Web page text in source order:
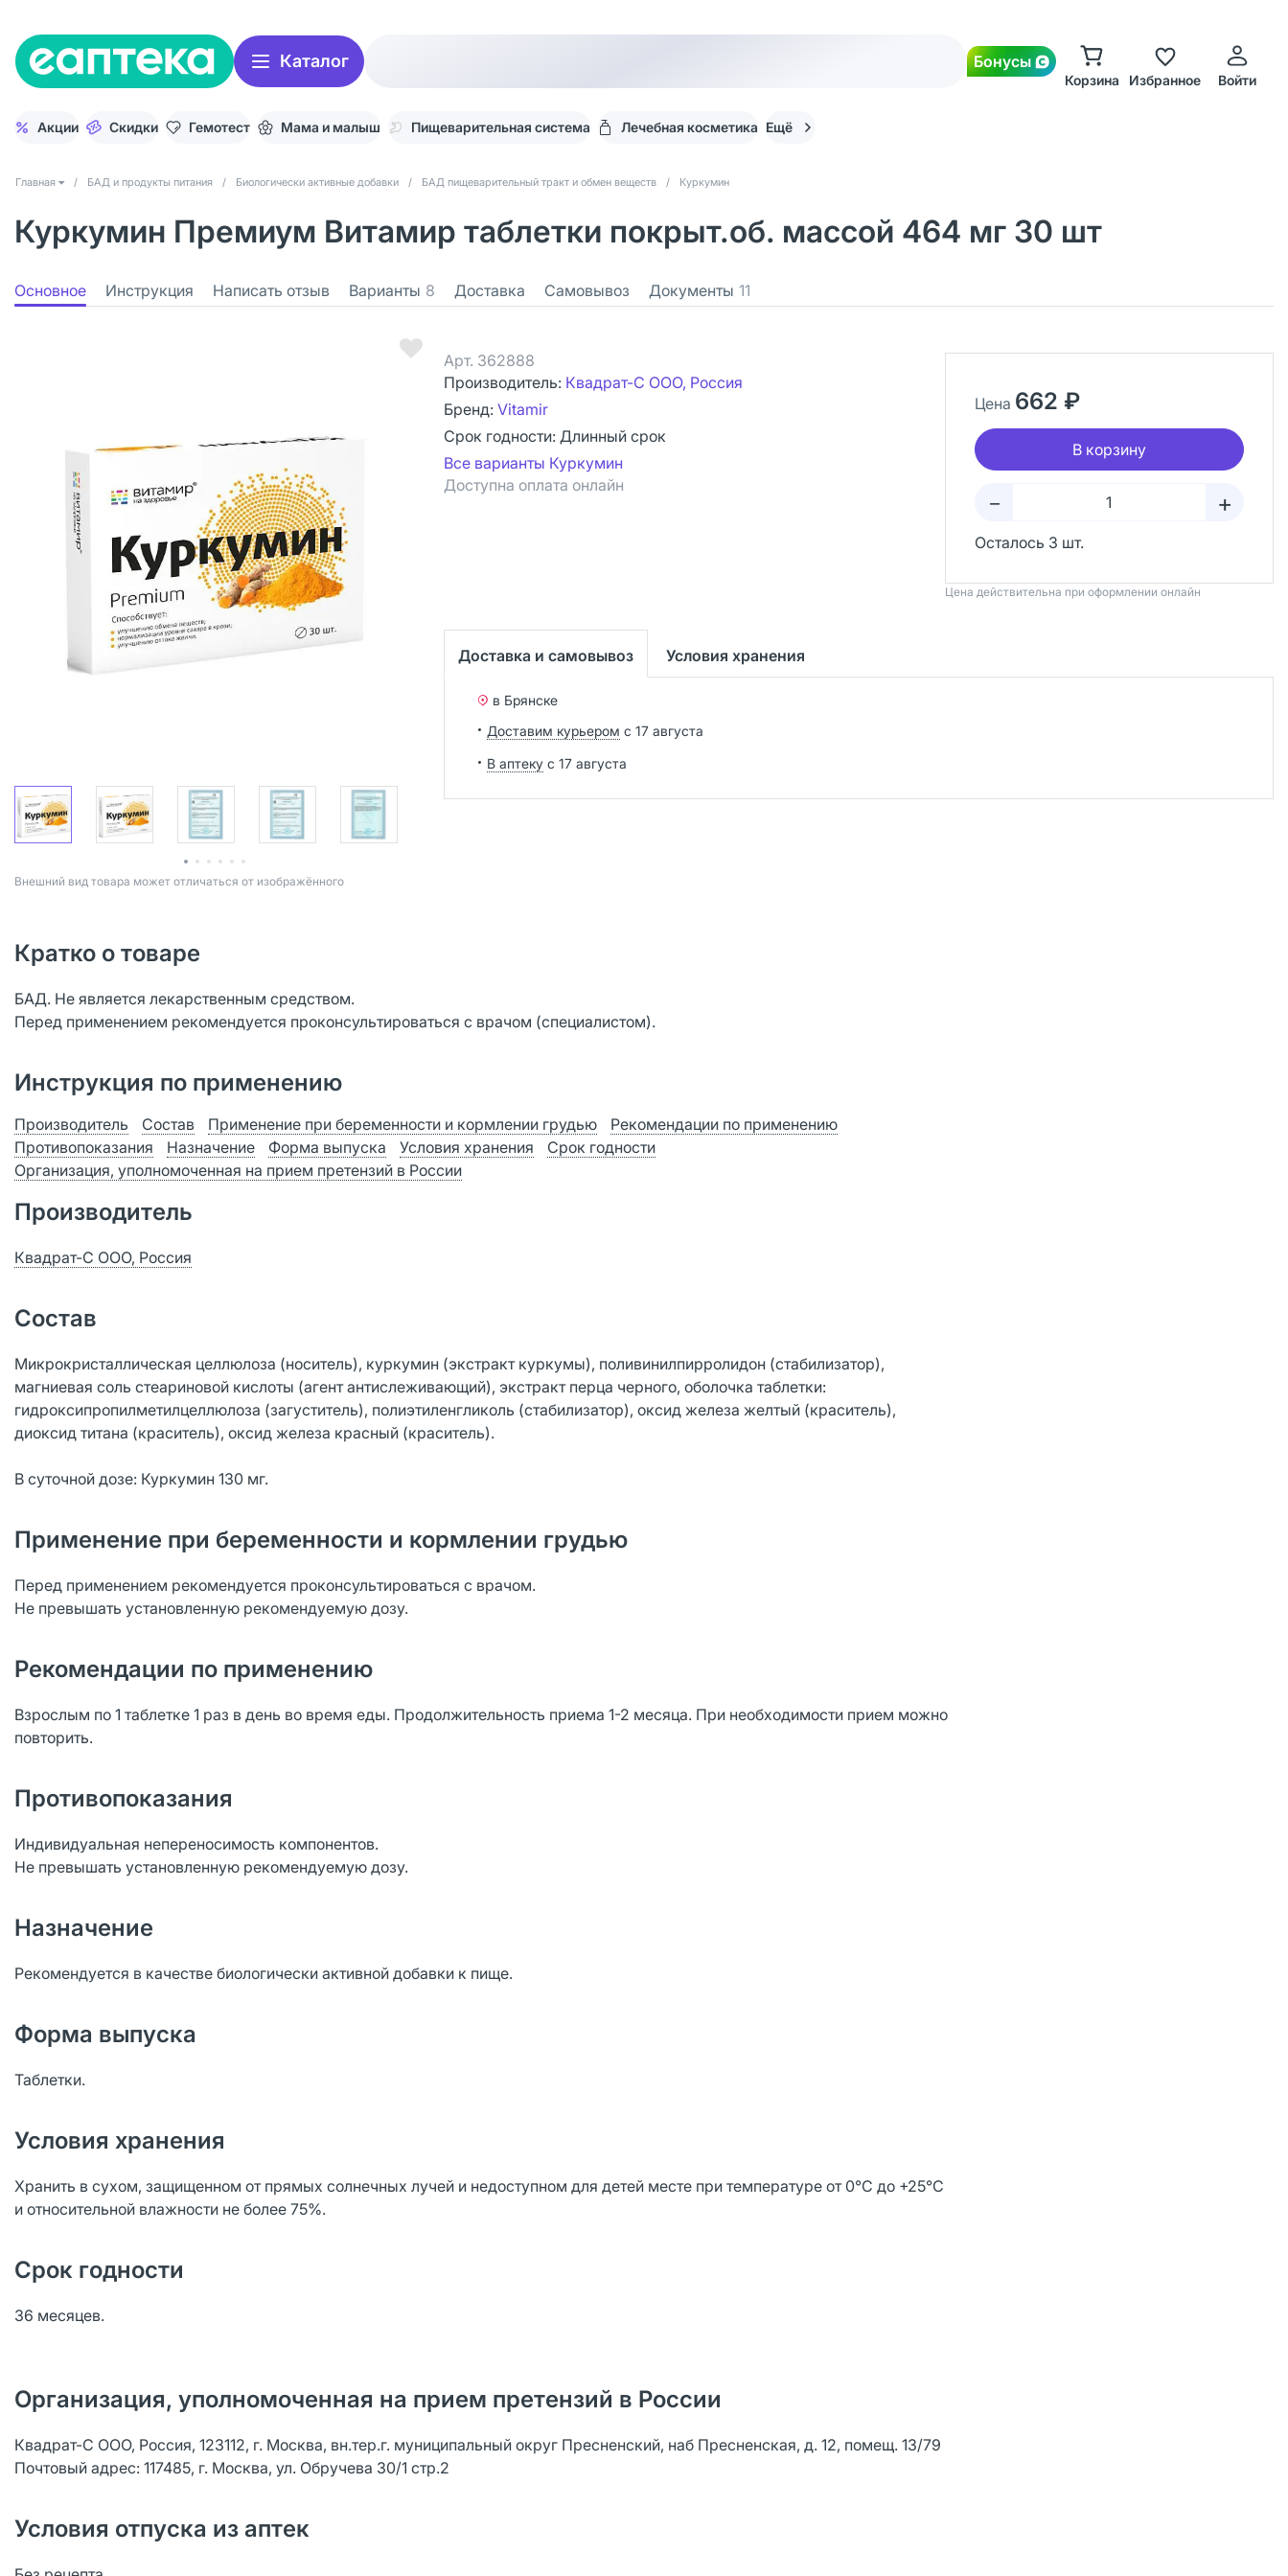
Каталог Бонусы
Корзина Избранное Войти
Акции Скидки Гемотест Мама и малыш Пищеварительная система Лечебная косметика Ещё
Главная / БАД и продукты питания / Биологически активные добавки / БАД пищеварительный тракт и обмен веществ / Куркумин
Куркумин Премиум Витамир таблетки покрыт.об. массой 464 мг 30 шт
Основное Инструкция Написать отзыв Варианты 8 Доставка Самовывоз Документы 11
Bнешний вид товара может отличаться от изображённого
Арт. 362888
Производитель: Квадрат-С ООО, Россия
Бренд: Vitamir
Срок годности: Длинный срок
Все варианты Куркумин
Доступна оплата онлайн
Цена 662 ₽
В корзину
– +
Осталось 3 шт.
Цена действительна при оформлении онлайн
Доставка и самовывоз Условия хранения
в Брянске
Доставим курьером с 17 августа
В аптеку с 17 августа
Кратко о товаре
БАД. Не является лекарственным средством.
Перед применением рекомендуется проконсультироваться с врачом (специалистом).
Инструкция по применению
Производитель Состав Применение при беременности и кормлении грудью
Рекомендации по применению
Противопоказания
Назначение Форма выпуска Условия хранения
Срок годности
Организация, уполномоченная на прием претензий в России
Производитель
Квадрат-С ООО, Россия
Состав
Микрокристаллическая целлюлоза (носитель), куркумин (экстракт куркумы), поливинилпирролидон (стабилизатор),
магниевая соль стеариновой кислоты (агент антислеживающий), экстракт перца черного, оболочка таблетки:
гидроксипропилметилцеллюлоза (загуститель), полиэтиленгликоль (стабилизатор), оксид железа желтый (краситель),
диоксид титана (краситель), оксид железа красный (краситель).
В суточной дозе: Куркумин 130 мг.
Применение при беременности и кормлении грудью
Перед применением рекомендуется проконсультироваться с врачом.
Не превышать установленную рекомендуемую дозу.
Рекомендации по применению
Взрослым по 1 таблетке 1 раз в день во время еды. Продолжительность приема 1-2 месяца. При необходимости прием можно
повторить.
Противопоказания
Индивидуальная непереносимость компонентов.
Не превышать установленную рекомендуемую дозу.
Назначение
Рекомендуется в качестве биологически активной добавки к пище.
Форма выпуска
Таблетки.
Условия хранения
Хранить в сухом, защищенном от прямых солнечных лучей и недоступном для детей месте при температуре от 0°С до +25°С
и относительной влажности не более 75%.
Срок годности
36 месяцев.
Организация, уполномоченная на прием претензий в России
Квадрат-С ООО, Россия, 123112, г. Москва, вн.тер.г. муниципальный округ Пресненский, наб Пресненская, д. 12, помещ. 13/79
Почтовый адрес: 117485, г. Москва, ул. Обручева 30/1 стр.2
Условия отпуска из аптек